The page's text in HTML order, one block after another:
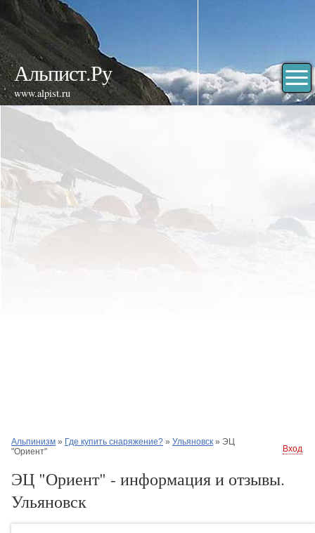
Альпист.Ру
www.alpist.ru
Альпинизм » Где купить снаряжение? » Ульяновск » ЭЦ
"Ориент"
Вход
ЭЦ "Ориент" - информация и отзывы.
Ульяновск